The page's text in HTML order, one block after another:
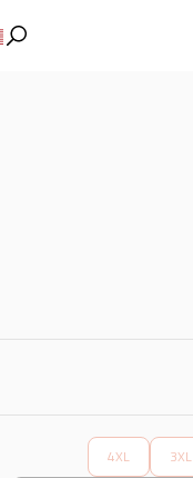
3XL
4XL